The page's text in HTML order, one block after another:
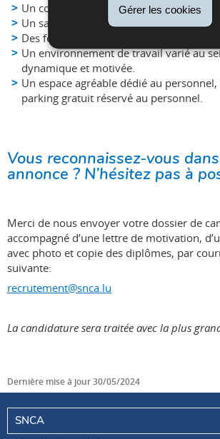
Gérer les cookies
Un contrat à durée indéterminée (40h/
Un salaire attrayant, évolutif et 32 jours
Des formations continues.
Un environnement de travail varié au
dynamique et motivée.
Un espace agréable dédié au personnel,
parking gratuit réservé au personnel.
Vous reconnaissez-vous
annonce ? N’hésitez pas à
Merci de nous envoyer votre dossier de
accompagné d’une lettre de motivation,
avec photo et copie des diplômes, par
suivante:
recrutement@snca.lu
La candidature sera traitée avec la plus
Dernière mise à jour30/05/2024
SNCA